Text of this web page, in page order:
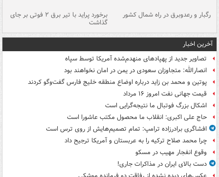
رگبار و رعدوبرق در راه شمال کشور برخورد پراید با تیر برق ۲ فوتی بر جای
گذاشت
آخرین اخبار
تصاویر جدید از پهپادهای منهدم‌شده آمریکا توسط سپاه
انصارالله: متجاوزان سعودی در یمن در امان نخواهند بود
پوتین و محمد بن زاید درباره اوضاع منطقه خلیج فارس گفت‌وگو کردند
قیمت جهانی نفت امروز ۱۶ مرداد
اشکال بزرگ فوتبال ما نتیجه‌گرایی است
حاج علی اکبری: انقلاب ما محصول مکتب عاشورا است
افشاگری برادرزاده ترامپ: تمام تصمیم‌هایش از روی ترس است
چرا محمد صلاح ترکیه را به عربستان و آمریکا ترجیح داد
وقوع انفجار مهیب در مسکو
دست بالای ایران در مذاکرات جاری!